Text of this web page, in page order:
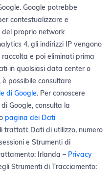
Google potrebbe
contestualizzare e
del proprio network
4, gli indirizzi IP vengono
e poi eliminati prima
in qualsiasi data center o
possibile consultare
di Google. Per conoscere
Google, consulta la
pagina dei Dati
trattati: Dati di utilizzo, numero
e Strumenti di
Irlanda – Privacy
Strumenti di Tracciamento: